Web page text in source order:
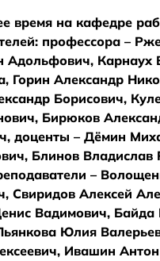
время на кафедре
профессора –
Адольфович, Карнаух
Горин Александр
Борисович,
Бирюков
доценты – Дёмин
Блинов Владислав
–
Свиридов Алексей
Вадимович, Байда
Юлия
Ивашин